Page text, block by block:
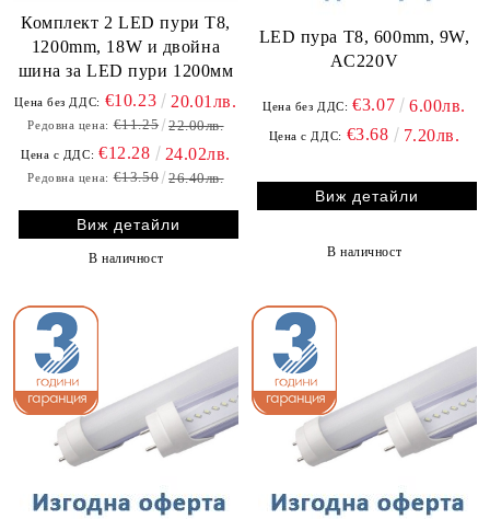
Комплект 2 LED пури T8,
1200mm, 18W и двойна
шина за LED пури 1200мм
Цена без ДДС: €10.23 20.01лв.
Редовна цена: €11.25 22.00лв.
Цена с ДДС: €12.28 24.02лв.
Редовна цена: €13.50 26.40лв.
Виж детайли
В наличност
LED пура T8, 600mm, 9W,
AC220V
Цена без ДДС: €3.07 6.00лв.
Цена с ДДС: €3.68 7.20лв.
Виж детайли
В наличност